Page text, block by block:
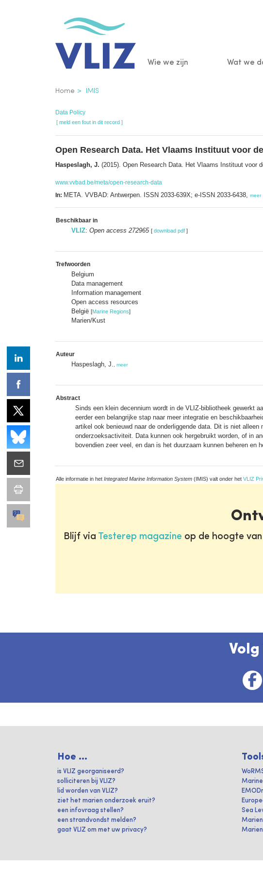
Main
Wie we zijn Wat we
Kruimelpad
Home IMIS
Data Policy
[ meld een fout in dit record ]
Open Research Data. Het Vlaams Instituut voor
Haspeslagh, J. (2015). Open Research Data. Het Vlaams Instituut voor
www.vvbad.be/meta/open-research-data
In: META. VVBAD: Antwerpen. ISSN 2033-639X; e-ISSN 2033-6438, meer
Beschikbaar in
VLIZ: Open access 272965 [ download pdf ]
Trefwoorden
Belgium
Data management
Information management
Open access resources
België [Marine Regions]
Marien/Kust
Auteur
Haspeslagh, J. meer
Abstract
Sinds een klein decennium wordt in de VLIZ-bibliotheek gewerkt
eerder een belangrijke stap naar meer integratie en
artikel ook benieuwd naar de onderliggende data. Dit is niet
onderzoeksactiviteit. Data kunnen ook hergebruikt worden, of in
bovendien zeer veel, en dan is het duurzaam kunnen beheren en
Alle informatie in het Integrated Marine Information System (IMIS) valt onder het VLIZ
Blijf via Testerep magazine op de hoogte
Hoe ...
is VLIZ georganiseerd?
solliciteren bij VLIZ?
lid worden van VLIZ?
ziet het marien onderzoek eruit?
een infovraag stellen?
een strandvondst melden?
gaat VLIZ om met uw privacy?
Marine
Sea